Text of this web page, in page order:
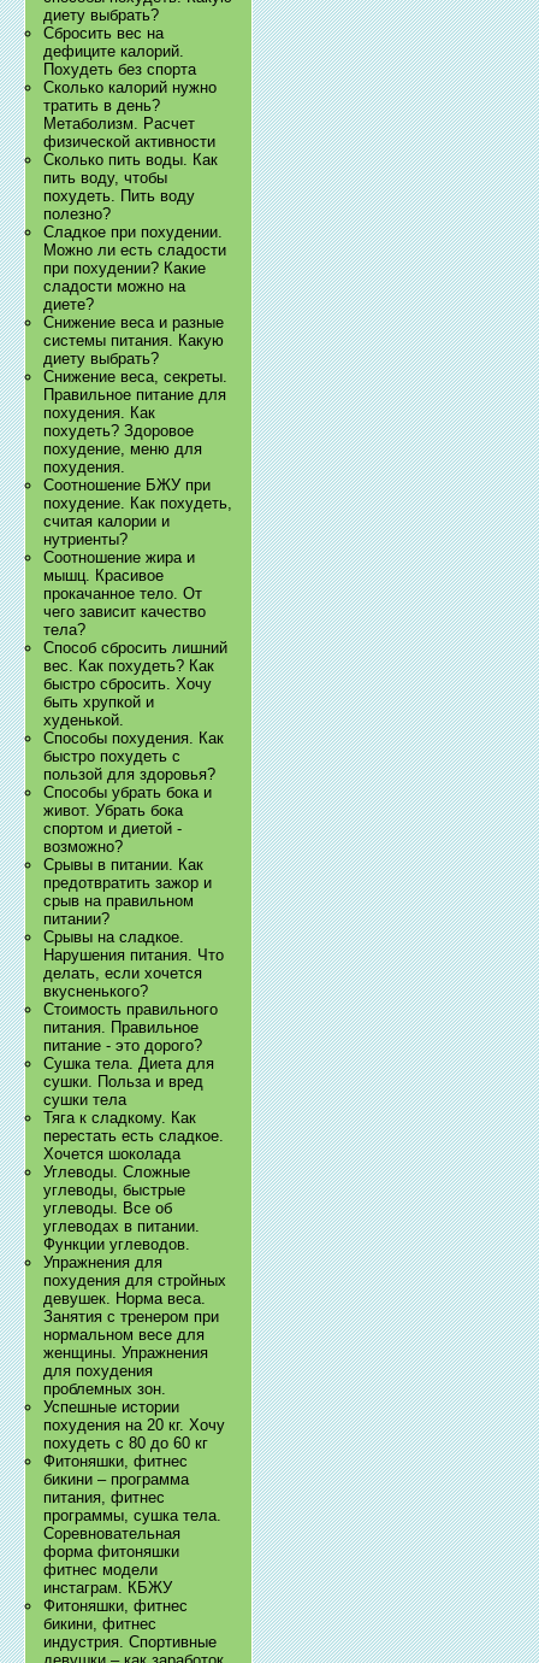
диету выбрать?
Сбросить вес на
дефиците калорий.
Похудеть без спорта
Сколько калорий нужно
тратить в день?
Метаболизм. Расчет
физической активности
Сколько пить воды. Как
пить воду, чтобы
похудеть. Пить воду
полезно?
Сладкое при похудении.
Можно ли есть сладости
при похудении? Какие
сладости можно на
диете?
Снижение веса и разные
системы питания. Какую
диету выбрать?
Снижение веса, секреты.
Правильное питание для
похудения. Как
похудеть? Здоровое
похудение, меню для
похудения.
Соотношение БЖУ при
похудение. Как похудеть,
считая калории и
нутриенты?
Соотношение жира и
мышц. Красивое
прокачанное тело. От
чего зависит качество
тела?
Способ сбросить лишний
вес. Как похудеть? Как
быстро сбросить. Хочу
быть хрупкой и
худенькой.
Способы похудения. Как
быстро похудеть с
пользой для здоровья?
Способы убрать бока и
живот. Убрать бока
спортом и диетой -
возможно?
Срывы в питании. Как
предотвратить зажор и
срыв на правильном
питании?
Срывы на сладкое.
Нарушения питания. Что
делать, если хочется
вкусненького?
Стоимость правильного
питания. Правильное
питание - это дорого?
Сушка тела. Диета для
сушки. Польза и вред
сушки тела
Тяга к сладкому. Как
перестать есть сладкое.
Хочется шоколада
Углеводы. Сложные
углеводы, быстрые
углеводы. Все об
углеводах в питании.
Функции углеводов.
Упражнения для
похудения для стройных
девушек. Норма веса.
Занятия с тренером при
нормальном весе для
женщины. Упражнения
для похудения
проблемных зон.
Успешные истории
похудения на 20 кг. Хочу
похудеть с 80 до 60 кг
Фитоняшки, фитнес
бикини – программа
питания, фитнес
программы, сушка тела.
Соревновательная
форма фитоняшки
фитнес модели
инстаграм. КБЖУ
Фитоняшки, фитнес
бикини, фитнес
индустрия. Спортивные